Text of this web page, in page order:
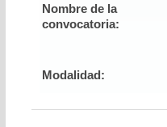
Nombre de la
convocatoria:
Modalidad: